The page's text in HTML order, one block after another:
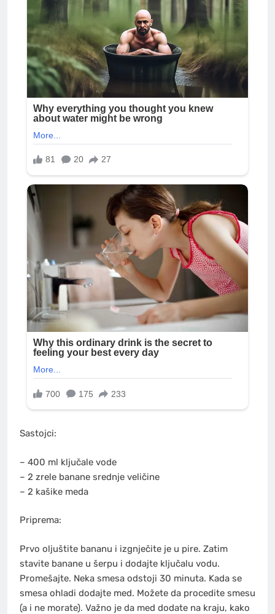
Sastojci:
– 400 ml ključale vode
– 2 zrele banane srednje veličine
– 2 kašike meda
Priprema:
Prvo oljuštite bananu i izgnječite je u pire. Zatim
stavite banane u šerpu i dodajte ključalu vodu.
Promešajte. Neka smesa odstoji 30 minuta. Kada se
smesa ohladi dodajte med. Možete da procedite smesu
(a i ne morate). Važno je da med dodate na kraju, kako